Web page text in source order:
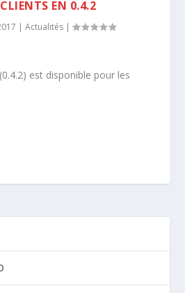
EN 0.4.2
|Actualités |
est disponible pour les